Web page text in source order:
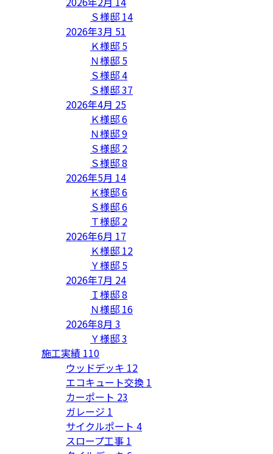
Ｓ様邸 14
2026年3月 51
Ｋ様邸 5
Ｎ様邸 5
Ｓ様邸4
Ｓ様邸37
2026年4月 25
Ｋ様邸6
Ｎ様邸9
Ｓ様邸 2
Ｓ様邸8
2026年5月 14
Ｋ様邸6
Ｓ様邸6
Ｔ様邸 2
2026年6月 17
Ｋ様邸 12
Ｙ様邸 5
2026年7月 24
Ｉ様邸8
Ｎ様邸 16
2026年8月 3
Ｙ様邸3
施工実績 110
ウッドデッキ 12
エコキュート交換 1
カーポート 23
ガレージ 1
サイクルポート 4
スロープ工事 1